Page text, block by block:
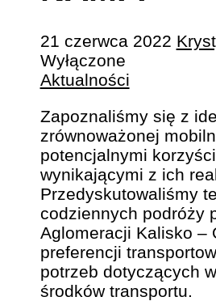
21 czerwca 2022
Wyłączone
Aktualności
Zapoznaliśmy się z
zrównoważonej
potencjalnymi
wynikającymi z ich
Przedyskutowaliśmy
codziennych podróży
Aglomeracji Kalisko –
preferencji
potrzeb dotyczących
środków transportu.